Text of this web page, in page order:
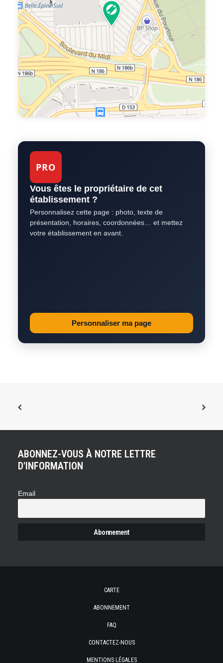
PRO
Vous êtes le propriétaire de cet
établissement ?
Personnalisez cette page : photo, texte de
présentation, horaires, coordonnées… et mettez
votre établissement en avant.
Personnaliser ma page
ABONNEZ-VOUS À NOTRE LETTRE
D'INFORMATION
Email
CARTE
ABONNEMENT
FAQ
CONTACTEZ-NOUS
MENTIONS LÉGALES